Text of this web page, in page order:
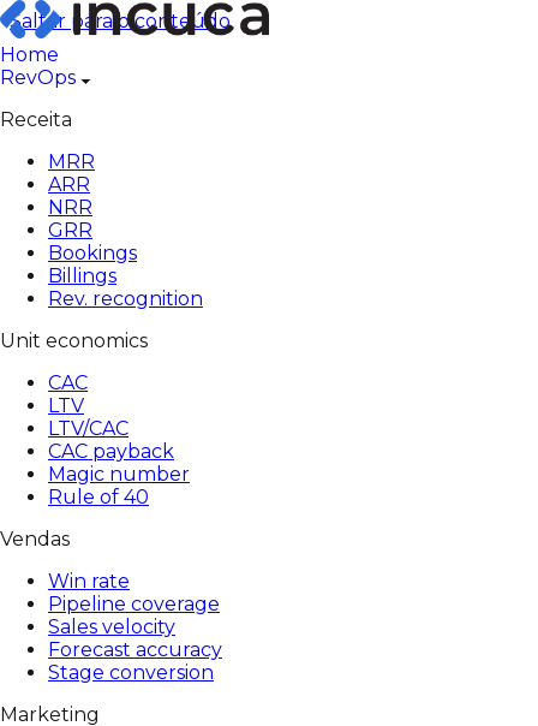
Pular
para
o
conteúdo
Saltar para o conteúdo
Home
RevOps
Receita
MRR
ARR
NRR
GRR
Bookings
Billings
Rev. recognition
Unit economics
CAC
LTV
LTV/CAC
CAC payback
Magic number
Rule of 40
Vendas
Win rate
Pipeline coverage
Sales velocity
Forecast accuracy
Stage conversion
Marketing